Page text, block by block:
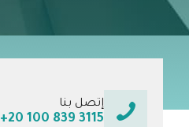
إتصل بنا
+20 100 839 3115